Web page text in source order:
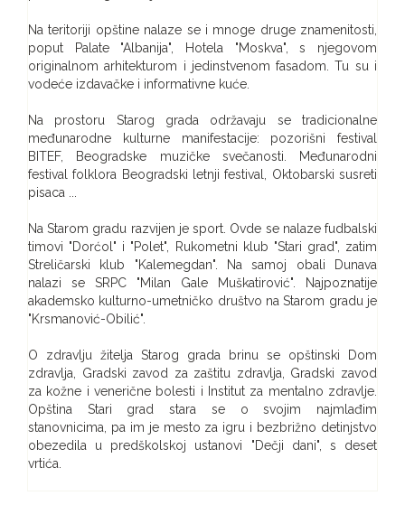
Na teritoriji opštine nalaze se i mnoge druge znamenitosti,
poput Palate "Albanija", Hotela "Moskva", s njegovom
originalnom arhitekturom i jedinstvenom fasadom. Tu su i
vodeće izdavačke i informativne kuće.
Na prostoru Starog grada održavaju se tradicionalne
međunarodne kulturne manifestacije: pozorišni festival
BITEF, Beogradske muzičke svečanosti. Međunarodni
festival folklora Beogradski letnji festival, Oktobarski susreti
pisaca ...
Na Starom gradu razvijen je sport. Ovde se nalaze fudbalski
timovi "Dorćol" i "Polet", Rukometni klub "Stari grad", zatim
Streličarski klub "Kalemegdan". Na samoj obali Dunava
nalazi se SRPC "Milan Gale Muškatirović". Najpoznatije
akademsko kulturno-umetničko društvo na Starom gradu je
"Krsmanović-Obilić".
O zdravlju žitelja Starog grada brinu se opštinski Dom
zdravlja, Gradski zavod za zaštitu zdravlja, Gradski zavod
za kožne i venerične bolesti i Institut za mentalno zdravlje.
Opština Stari grad stara se o svojim najmlađim
stanovnicima, pa im je mesto za igru i bezbrižno detinjstvo
obezedila u predškolskoj ustanovi "Dečji dani", s deset
vrtića.